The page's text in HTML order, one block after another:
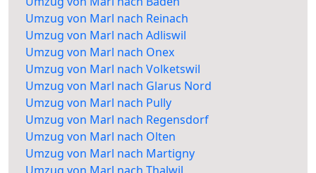
Umzug von Marl nach Reinach
Umzug von Marl nach Adliswil
Umzug von Marl nach Onex
Umzug von Marl nach Volketswil
Umzug von Marl nach Glarus Nord
Umzug von Marl nach Pully
Umzug von Marl nach Regensdorf
Umzug von Marl nach Olten
Umzug von Marl nach Martigny